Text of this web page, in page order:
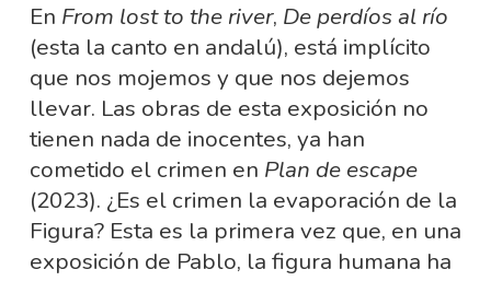
En From lost to the river, De perdíos al río
(esta la canto en andalú), está implícito
que nos mojemos y que nos dejemos
llevar. Las obras de esta exposición no
tienen nada de inocentes, ya han
cometido el crimen en Plan de escape
(2023). ¿Es el crimen la evaporación de la
Figura? Esta es la primera vez que, en una
exposición de Pablo, la figura humana ha